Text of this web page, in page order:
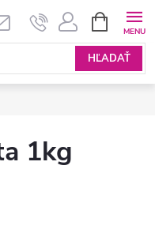
HĽADAŤ
KOŠÍK
1kg